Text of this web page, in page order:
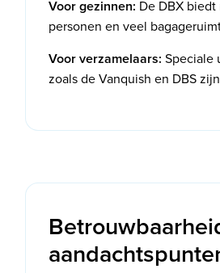
Voor gezinnen: De DBX
personen en veel
Voor verzamelaars: Speciale
zoals de Vanquish en DBS